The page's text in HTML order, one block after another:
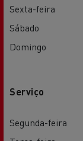
Sexta-feira
Sábado
Domingo
Serviço
Segunda-feira